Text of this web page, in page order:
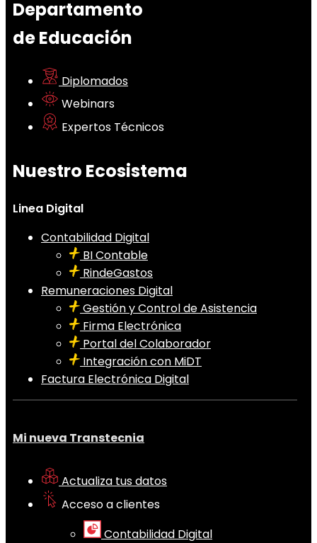
Departamento
de Educación
Diplomados
Webinars
Expertos Técnicos
Nuestro Ecosistema
Linea Digital
Contabilidad Digital
BI Contable
RindeGastos
Remuneraciones Digital
Gestión y Control de Asistencia
Firma Electrónica
Portal del Colaborador
Integración con MiDT
Factura Electrónica Digital
Mi nueva Transtecnia
Actualiza tus datos
Acceso a clientes
Contabilidad Digital